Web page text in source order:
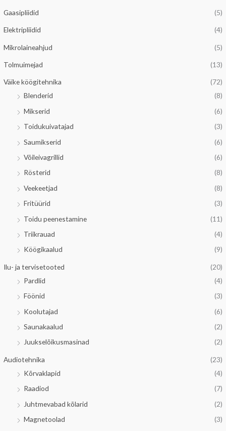
Gaasipliidid (5)
Elektripliidid (4)
Mikrolaineahjud (5)
Tolmuimejad (13)
Väike köögitehnika
(72)
Blenderid
(8)
Mikserid
(6)
Toidukuivatajad
(3)
Saumikserid
(6)
Võileivagrillid
(6)
Rösterid
(8)
Veekeetjad
(8)
Fritüürid
(3)
Toidu peenestamine
(11)
Triikrauad
(4)
Köögikaalud
(9)
Ilu- ja tervisetooted
(20)
Pardlid
(4)
Föönid
(3)
Koolutajad
(6)
Saunakaalud
(2)
Juukselõikusmasinad
(2)
Audiotehnika
(23)
Kõrvaklapid
(4)
Raadiod
(7)
Juhtmevabad kõlarid
(2)
Magnetoolad
(3)